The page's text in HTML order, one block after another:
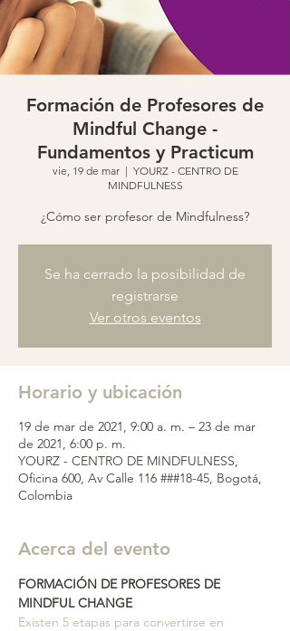
Formación de Profesores de
Mindful Change -
Fundamentos y Practicum
vie, 19 de mar
  |
YOURZ - CENTRO DE
MINDFULNESS
¿Cómo ser profesor de Mindfulness?
Se ha cerrado la posibilidad de
registrarse
Ver otros eventos
Horario y ubicación
19 de mar de 2021, 9:00 a. m. – 23 de mar
de 2021, 6:00 p. m.
YOURZ - CENTRO DE MINDFULNESS,
Oficina 600, Av Calle 116 ###18-45, Bogotá,
Colombia
Acerca del evento
FORMACIÓN DE PROFESORES DE
MINDFUL CHANGE
Existen 5 etapas para convertirse en